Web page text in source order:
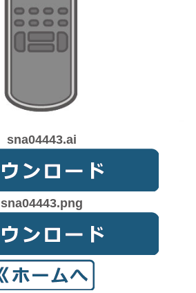
sna04443.ai
sna04443.png